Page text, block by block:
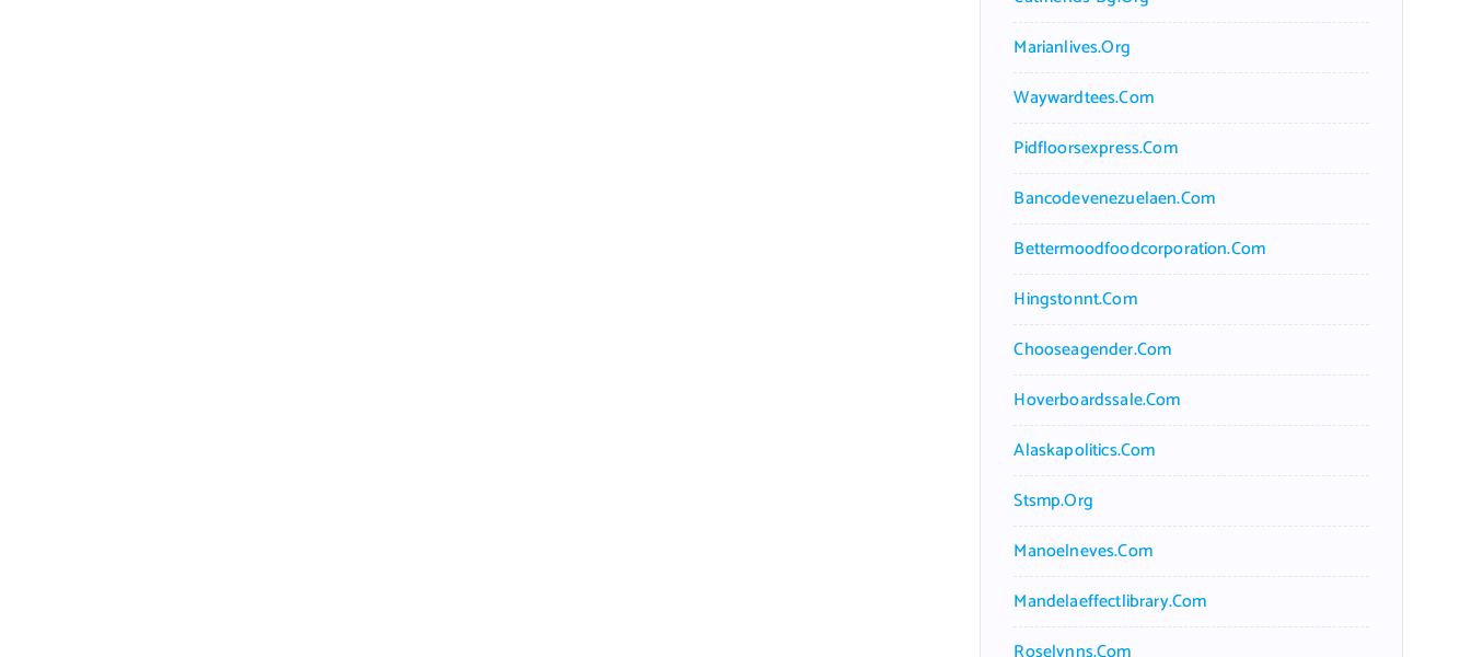
Marianlives.org
Waywardtees.com
Pidfloorsexpress.com
Bancodevenezuelaen.com
Bettermoodfoodcorporation.com
Hingstonnt.com
Chooseagender.com
Hoverboardssale.com
Alaskapolitics.com
Stsmp.org
Manoelneves.com
Mandelaeffectlibrary.com